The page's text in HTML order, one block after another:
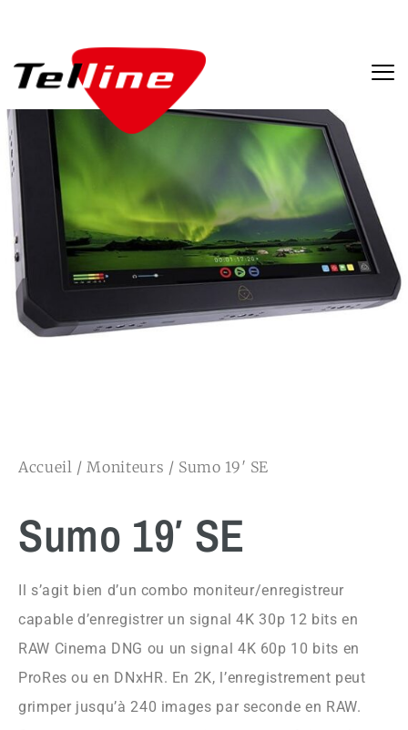
Accueil /Moniteurs / Sumo 19′ SE
Sumo 19′ SE
Il s’agit bien d’un combo moniteur/enregistreur
capable d’enregistrer un signal 4K 30p 12 bits en
RAW Cinema DNG ou un signal 4K 60p 10 bits en
ProRes ou en DNxHR. En 2K, l’enregistrement peut
grimper jusqu’à 240 images par seconde en RAW.